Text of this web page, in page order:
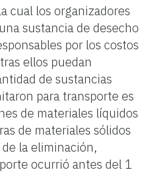
cual los organizadores
sustancia de desecho
por los costos
ellos puedan
de sustancias
para transporte es
de materiales líquidos
de materiales sólidos
la eliminación,
ocurrió antes del 1